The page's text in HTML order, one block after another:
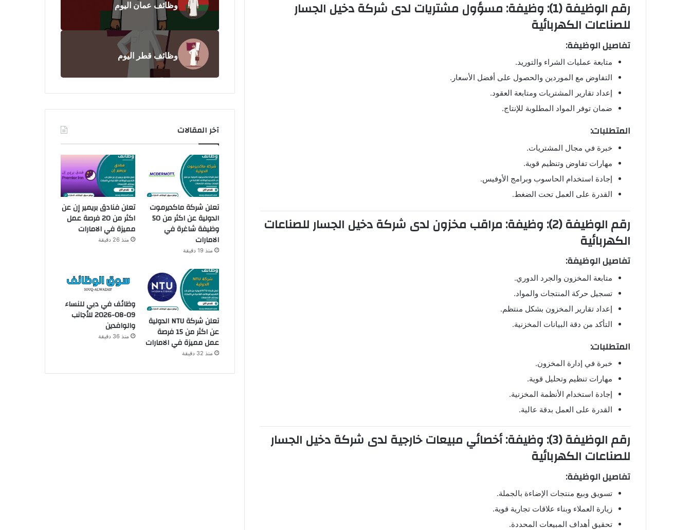
رقم الوظيفة (1): وظيفة: مسؤول مشتريات لدى شركة دخيل الجسار
للصناعات الكهربائية
تفاصيل الوظيفة:
متابعة عمليات الشراء والتوريد.
التفاوض مع الموردين والحصول على أفضل الأسعار.
إعداد تقارير المشتريات ومتابعة العقود.
ضمان توفر المواد المطلوبة للإنتاج.
المتطلبات:
خبرة في مجال المشتريات.
مهارات تفاوض وتنظيم قوية.
إجادة استخدام الحاسوب وبرامج الأوفيس.
القدرة على العمل تحت الضغط.
رقم الوظيفة (2): وظيفة: مراقب مخزون لدى شركة دخيل الجسار للصناعات
الكهربائية
تفاصيل الوظيفة:
متابعة المخزون والجرد الدوري.
تسجيل حركة المنتجات والمواد.
إعداد تقارير المخزون بشكل منتظم.
التأكد من دقة البيانات المخزنية.
المتطلبات:
خبرة في إدارة المخزون.
مهارات تنظيم وتحليل قوية.
إجادة استخدام الأنظمة المخزنية.
القدرة على العمل بدقة عالية.
رقم الوظيفة (3): وظيفة: أخصائي مبيعات خارجية لدى شركة دخيل الجسار
للصناعات الكهربائية
تفاصيل الوظيفة:
تسويق وبيع منتجات الإضاءة بالجملة.
زيارة العملاء وبناء علاقات تجارية قوية.
تحقيق أهداف المبيعات المحددة.
وظائف عمان اليوم
وظائف قطر اليوم
آخر المقالات
تعلن شركة ماكديرموت
الدولية عن اكثر من 50
وظيفة شاغرة في
الامارات
منذ 19 دقيقة
تعلن فنادق بريمير إن عن
اكثر من 20 فرصة عمل
مميزة في الامارات
منذ 26 دقيقة
تعلن شركة NTU الدولية
عن اكثر من 15 فرصة
عمل مميزة في الامارات
منذ 32 دقيقة
وظائف في دبي للنساء
09-08-2026 للأجانب
والوافدين
منذ 36 دقيقة